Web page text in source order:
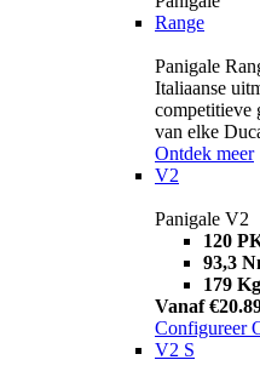
Range
Panigale
Italiaanse
competitieve
van elke
Ontdek meer
V2
Panigale V2
120
93,3
179 Kg
Vanaf
Configureer
V2 S